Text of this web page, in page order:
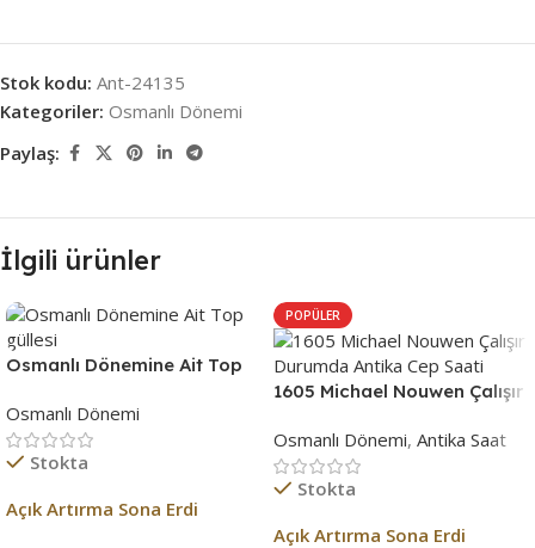
Stok kodu: Ant-24135
Kategoriler: Osmanlı Dönemi
Paylaş:
İlgili ürünler
Osmanlı Dönemine Ait Top
Osmanlı Dönemi
Stokta
Açık Artırma Sona Erdi
POPÜLER
1605 Michael Nouwen Çalışır
Osmanlı Dönemi, Antika Saat
Stokta
Açık Artırma Sona Erdi